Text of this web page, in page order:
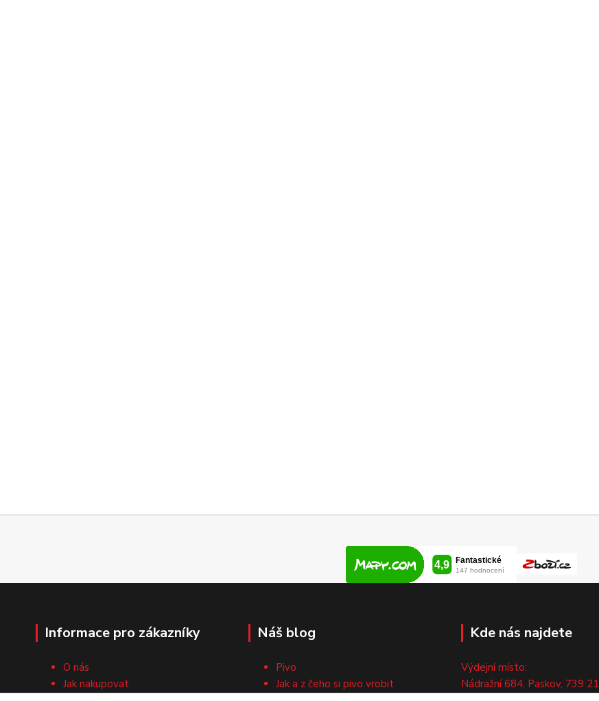
Informace pro zákazníky
O nás
Jak nakupovat
Náš blog
Pivo
Jak a z čeho si pivo vrobit
Kde nás najdete
Výdejní místo:
Nádražní 684, Paskov, 739 21